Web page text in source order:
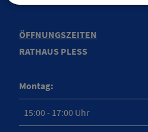
ÖFFNUNGSZEITEN
RATHAUS PLESS
Montag:
15:00 - 17:00 Uhr